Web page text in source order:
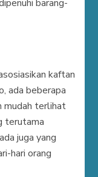
barang-
kaftan
ada beberapa
mudah terlihat
terutama
juga yang
hari orang